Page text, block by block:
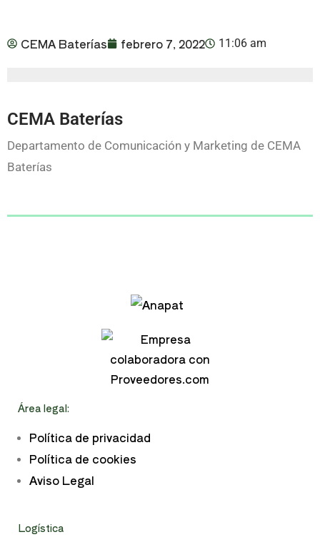
CEMA Baterías febrero 7, 2022 11:06 am
CEMA Baterías
Departamento de Comunicación y Marketing de CEMA
Baterías
Área legal:
Política de privacidad
Política de cookies
Aviso Legal
Logística